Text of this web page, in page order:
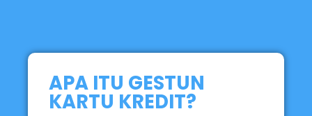
APA ITU GESTUN
KARTU KREDIT?